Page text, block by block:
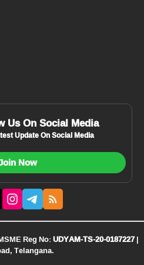
Us On Social Media
Update On Social Media
Now
Reg No:UDYAM-TS-20-0187227|
Telangana.